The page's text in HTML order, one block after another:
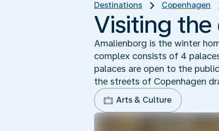
Destinations Copenhagen
Visiting the
Amalienborg is the winter
complex consists of 4
palaces are open to the
the streets of Copenhagen
Arts & Culture